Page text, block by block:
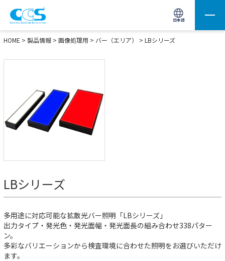
日本語
画像処理用の製品検索 サイト内検索(Enterで実行)
HOME > 製品情報 > 画像処理用 > バー（エリア） > LBシリーズ
LBシリーズ
多用途に対応可能な拡散光バー照明「LBシリーズ」
出力タイプ・発光色・発光面幅・発光面長の組み合わせ338パター
ン。
多彩なバリエーションから検査環境に合わせた照明をお選びいただけ
ます。